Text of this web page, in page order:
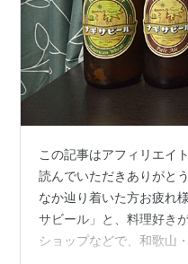
この記事はアフィリエイ
読んでいただきありがと
なか辿り着いた方お疲れ
サビール」と、料理好き
ショップなどで、和歌山